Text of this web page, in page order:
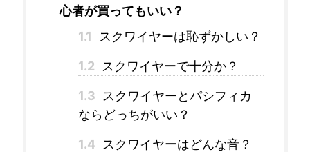
心者が買ってもいい？
1.1
スクワイヤーは恥ずかしい？
1.2 スクワイヤーで十分か？
1.3
スクワイヤーとパシフィカ
ならどっちがいい？
1.4 スクワイヤーはどんな音？